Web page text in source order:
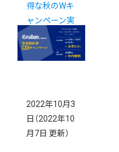
得な秋のWキ
ャンペーン実
施中！
2022年10月3
日 （2022年10
月7日 更新）